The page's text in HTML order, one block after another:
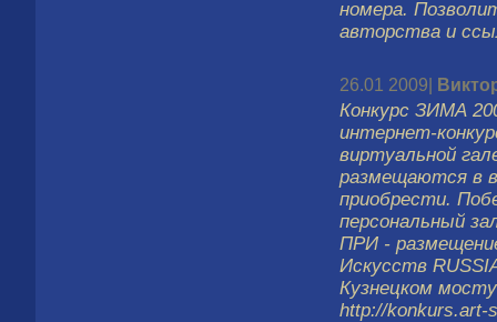
номера.
авторства и
26.01 2009|
Конкурс ЗИМА
интернет-
виртуальной
размещаются в
приобрести.
персональный
ПРИ -
Искусств
Кузнецком
http://konkurs.art-